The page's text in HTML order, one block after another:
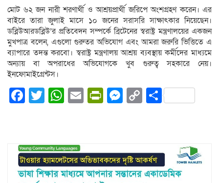
মোট ৬২ জন নারী শরণার্থী ও আশ্রয়প্রার্থী জরিপে অংশগ্রহণ করেন। এর
বাইরে তারা জুলাই মাসে ১০ জনের সরাসরি সাক্ষাৎকার নিয়েছেন।
ডব্লিউআরডব্লিউ’র প্রতিবেদন সম্পর্কে ব্রিটেনের স্বরাষ্ট্র মন্ত্রণালয়ের একজন
মুখপাত্র বলেন, এগুলো গুরুতর অভিযোগ এবং আমরা জরুরি ভিত্তিতে এ
ব্যাপারে তদন্ত করবো। স্বরাষ্ট্র মন্ত্রণালয় আশ্রয় ব্যবস্থায় কর্মীদের মাধ্যমে
অন্যায় বা অপরাধের অভিযোগকে খুব গুরুত্ব সহকারে নেয়।
ইনফোমাইগ্রেন্টস।
Facebook
Twitter
WhatsApp
EmailPrintFriendly
Messenger
CopyShare